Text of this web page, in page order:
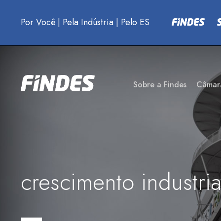
Por Você | Pela Indústria | Pelo ES
Sobre a Findes
crescimento